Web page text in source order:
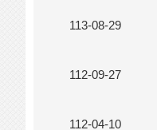
113-08-29
112-09-27
112-04-10